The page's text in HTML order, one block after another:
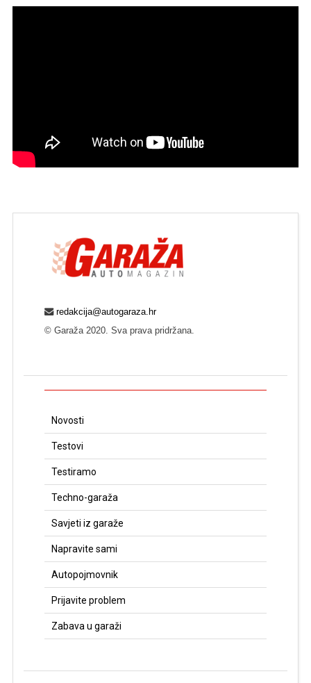
redakcija@autogaraza.hr
© Garaža 2020. Sva prava pridržana.
Novosti
Testovi
Testiramo
Techno-garaža
Savjeti iz garaže
Napravite sami
Autopojmovnik
Prijavite problem
Zabava u garaži